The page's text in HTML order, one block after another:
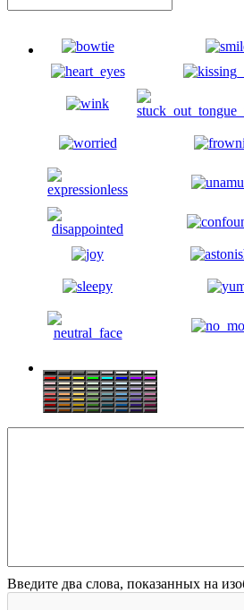
Введите два слова, показанных на